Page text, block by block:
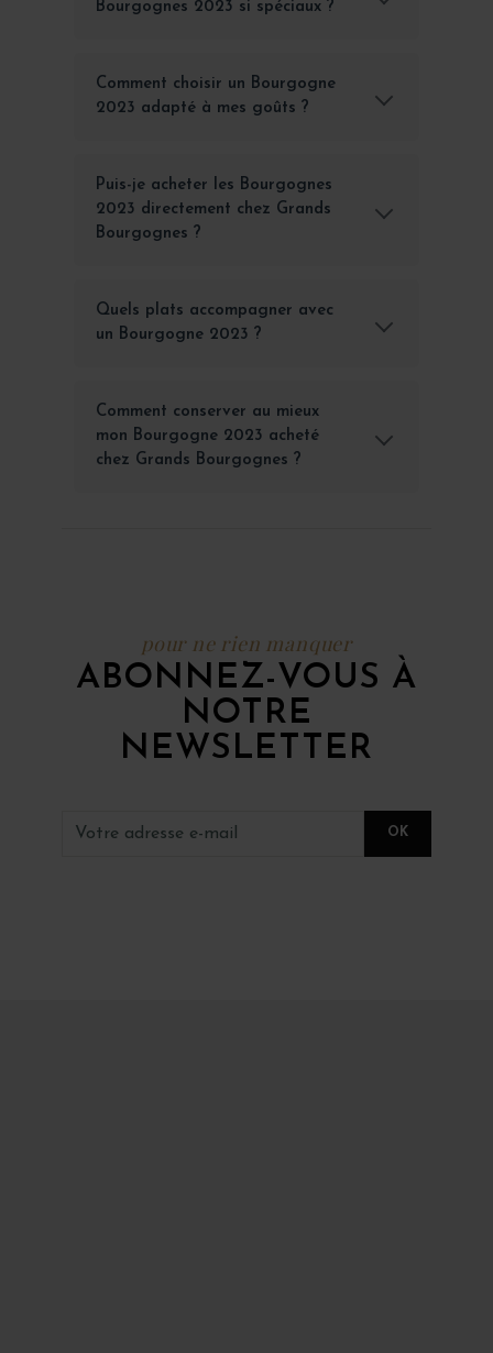
Bourgognes 2023 si spéciaux ?
Comment choisir un Bourgogne
2023 adapté à mes goûts ?
Puis-je acheter les Bourgognes
2023 directement chez Grands
Bourgognes ?
Quels plats accompagner avec
un Bourgogne 2023 ?
Comment conserver au mieux
mon Bourgogne 2023 acheté
chez Grands Bourgognes ?
pour ne rien manquer
ABONNEZ-VOUS À
NOTRE
NEWSLETTER